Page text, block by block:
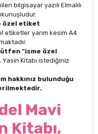
bilgisayar yazılı Elmalılı
özel etiket
etiketler yarım kesim A4
"isme özel
Yasin Kitabı istediğiniz
hakkınız bulunduğu
Mavi
Kitabı,